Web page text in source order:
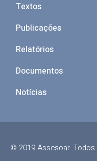
Textos
Publicações
Relatórios
Documentos
Notícias
© 2019 Assesoar.